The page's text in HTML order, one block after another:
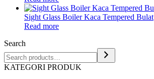
Sight Glass Boiler Kaca Tempered Bulat
Read more
Search
KATEGORI PRODUK